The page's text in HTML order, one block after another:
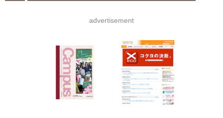
advertisement